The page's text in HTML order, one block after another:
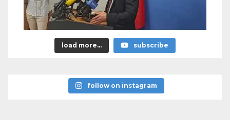
load more... subscribe
follow on instagram